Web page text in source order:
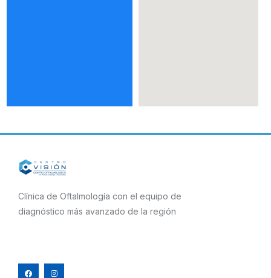
Clínica de Oftalmología con el equipo de
diagnóstico más avanzado de la región
c
e
s
t